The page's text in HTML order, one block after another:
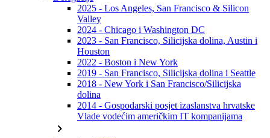
2025 - Los Angeles, San Francisco & Silicon
Valley
2024 - Chicago i Washington DC
2023 - San Francisco, Silicijska dolina, Austin i
Houston
2022 - Boston i New York
2019 - San Francisco, Silicijska dolina i Seattle
2018 - New York i San Francisco/Silicijska
dolina
2014 - Gospodarski posjet izaslanstva hrvatske
Vlade vodećim američkim IT kompanijama
chevron_right